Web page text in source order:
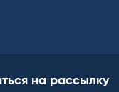
на рассылку